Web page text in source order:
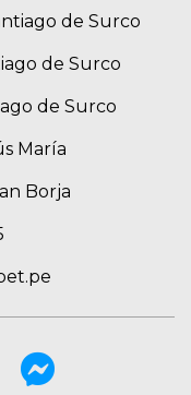
de Surco
de Surco
de Surco
María
Borja